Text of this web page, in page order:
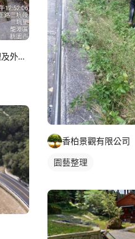
墓園保養樹木修剪割草整理及外牆清潔
香柏景觀有限公司
園藝整理